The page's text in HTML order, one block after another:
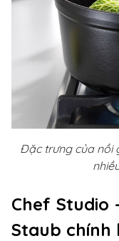
Đặc trưng của nồi
Chef Studio
Staub chính